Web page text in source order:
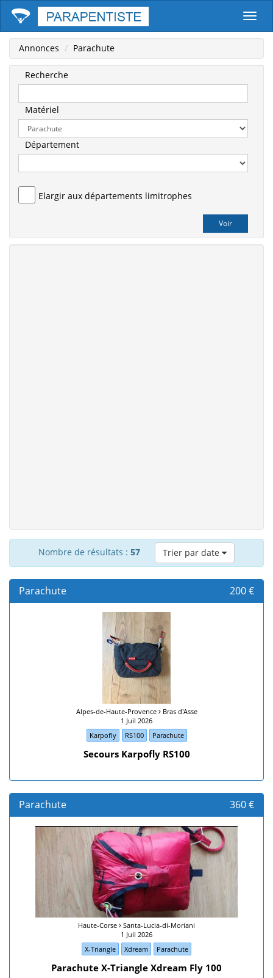
Annonces Parachute
Recherche
Matériel
Département
Elargir aux départements limitrophes
Nombre de résultats : 57 Trier par date
Parachute 200 €
Alpes-de-Haute-Provence Bras d'Asse
1 Juil 2026
Karpofly
RS100 Parachute
Secours Karpofly RS100
Parachute 360 €
Haute-Corse
Santa-Lucia-di-Moriani
1 Juil 2026
X-Triangle
Xdream Parachute
Parachute X-Triangle Xdream Fly 100